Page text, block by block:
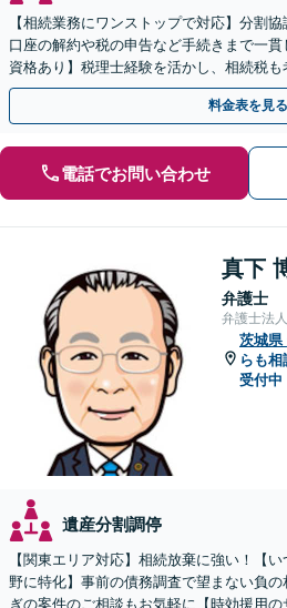
【相続業務にワンストップで対応】分割
口座の解約や税の申告など手続きまで一
資格あり】税理士経験を活かし、相続税
せください【初回相談無料】任意後見や
料金表を見る
電話でお問い合わせ
真下
弁護士
弁護士法
茨城県
らも相
受付中
遺産分割調停
【関東エリア対応】相続放棄に強い！【
野に特化】事前の債務調査で望まない負
ぎの案件のご相談もお気軽に【時効援用